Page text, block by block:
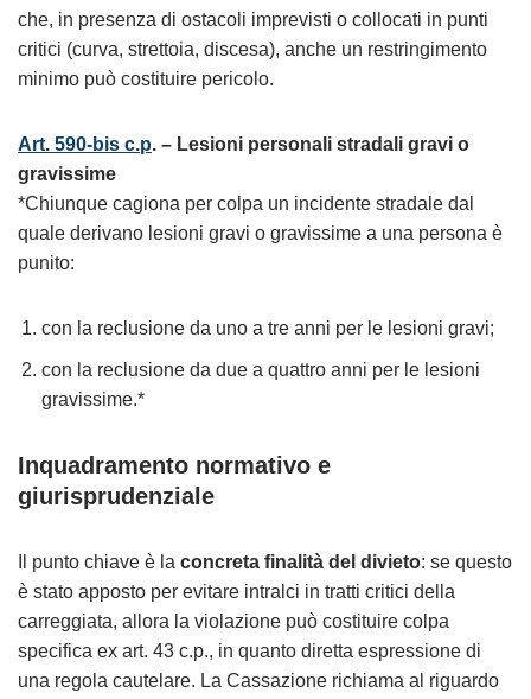
che, in presenza di ostacoli imprevisti o collocati in punti
critici (curva, strettoia, discesa), anche un restringimento
minimo può costituire pericolo.
Art. 590-bis c.p. – Lesioni personali stradali gravi o
gravissime
*Chiunque cagiona per colpa un incidente stradale dal
quale derivano lesioni gravi o gravissime a una persona è
punito:
con la reclusione da uno a tre anni per le lesioni gravi;
con la reclusione da due a quattro anni per le lesioni
gravissime.*
Inquadramento normativo e
giurisprudenziale
Il punto chiave è la concreta finalità del divieto: se questo
è stato apposto per evitare intralci in tratti critici della
carreggiata, allora la violazione può costituire colpa
specifica ex art. 43 c.p., in quanto diretta espressione di
una regola cautelare. La Cassazione richiama al riguardo